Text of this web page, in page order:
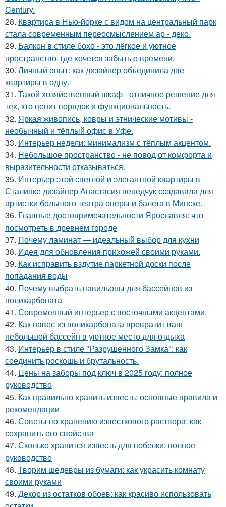
Century.
28. Квартира в Нью-йорке с видом на центральный парк
стала современным переосмыслением ар - деко.
29. Балкон в стиле бохо - это лёгкое и уютное
пространство, где хочется забыть о времени.
30. Личный опыт: как дизайнер объединила две
квартиры в одну.
31. Такой хозяйственный шкаф - отличное решение для
тех, кто ценит порядок и функциональность.
32. Яркая живопись, ковры и этнические мотивы -
необычный и тёплый офис в Уфе.
33. Интерьер недели: минимализм с тёплым акцентом.
34. Небольшое пространство - не повод от комфорта и
выразительности отказываться.
35. Интерьер этой светлой и элегантной квартиры в
Сталинке дизайнер Анастасия венедчук создавала для
артистки большого театра оперы и балета в Минске.
36. Главные достопримечательности Ярославля: что
посмотреть в древнем городе
37. Почему ламинат — идеальный выбор для кухни
38. Идея для обновления прихожей своими руками.
39. Как исправить вздутие паркетной доски после
попадания воды
40. Почему выбрать павильоны для бассейнов из
поликарбоната
41. Современный интерьер с восточными акцентами.
42. Как навес из поликарбоната превратит ваш
небольшой бассейн в уютное место для отдыха
43. Интерьер в стиле "Разрушенного Замка": как
соединить роскошь и брутальность.
44. Цены на заборы под ключ в 2025 году: полное
руководство
45. Как правильно хранить известь: основные правила и
рекомендации
46. Советы по хранению известкового раствора: как
сохранить его свойства
47. Сколько хранится известь для побелки: полное
руководство
48. Творим шедевры из бумаги: как украсить комнату
своими руками
49. Декор из остатков обоев: как красиво использовать